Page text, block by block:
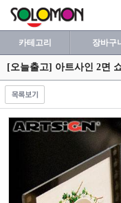
카테고리 장바구
[오늘출고] 아트사인 2면